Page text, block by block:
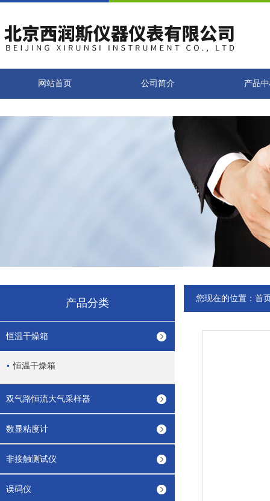
网站首页 公司简介 产品
产品分类
恒温干燥箱
恒温干燥箱
双气路恒流大气采样器
数显粘度计
非接触测试仪
误码仪
您现在的位置： 首